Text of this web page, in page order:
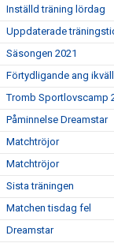
Inställd träning lördag
Uppdaterade
Säsongen 2021
Förtydligande ang ikväll
Tromb Sportlovscamp
Påminnelse Dreamstar
Matchtröjor
Matchtröjor
Sista träningen
Matchen tisdag fel
Dreamstar